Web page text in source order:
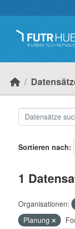
Sortieren nach
1
Organisationen:
Planung